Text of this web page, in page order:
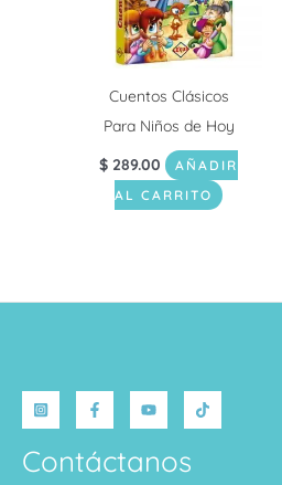
Cuentos Clásicos
Para Niños de Hoy
$ 289.00
AÑADIR
AL CARRITO
Contáctanos